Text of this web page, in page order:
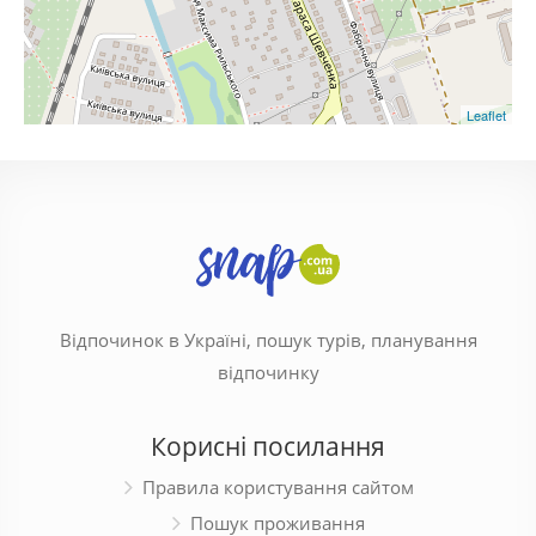
Leaflet
Відпочинок в Україні, пошук турів, планування
відпочинку
Корисні посилання
Правила користування сайтом
Пошук проживання